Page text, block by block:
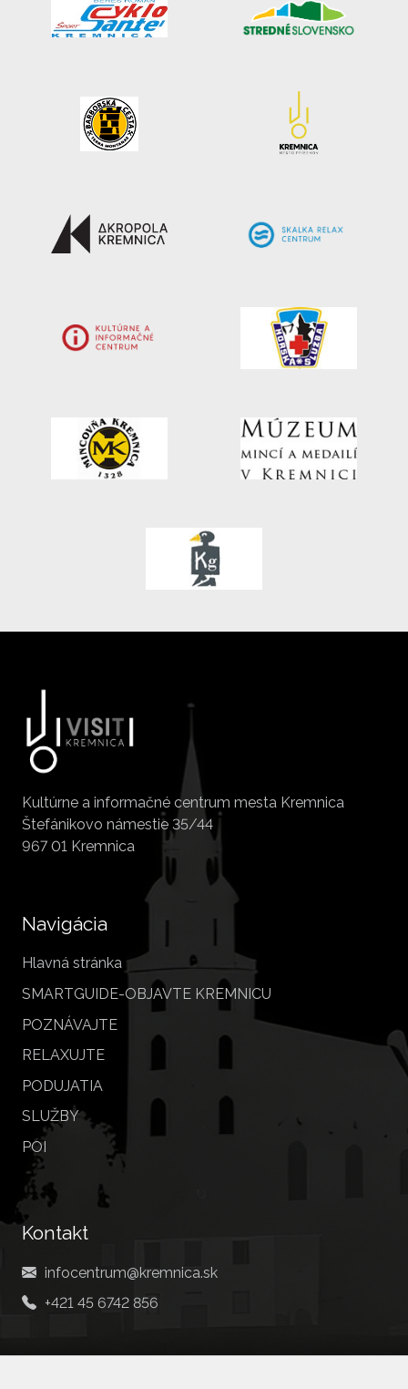
Kultúrne a informačné centrum mesta Kremnica
Štefánikovo námestie 35/44
967 01 Kremnica
Navigácia
Hlavná stránka
SMARTGUIDE-OBJAVTE KREMNICU
POZNÁVAJTE
RELAXUJTE
PODUJATIA
SLUŽBY
POI
Kontakt
infocentrum@kremnica.sk
+421 45 6742 856